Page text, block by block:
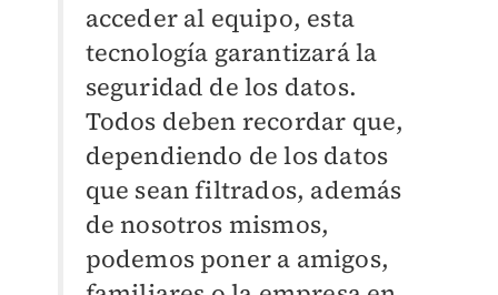
acceder al equipo, esta
tecnología garantizará la
seguridad de los datos.
Todos deben recordar que,
dependiendo de los datos
que sean filtrados, además
de nosotros mismos,
podemos poner a amigos,